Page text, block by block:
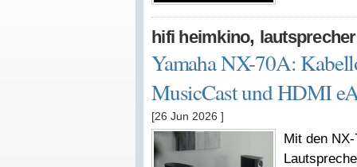
hifi heimkino, lautsprecher
Yamaha NX-70A:
MusicCast und HDMI
[26 Jun 2026 ]
Mit den